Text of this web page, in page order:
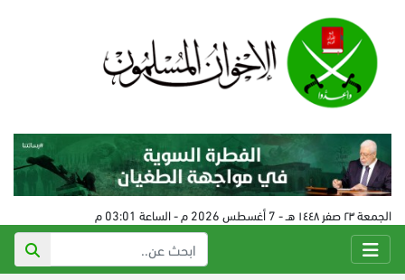
الجمعة ٢٣ صفر ١٤٤٨ هـ - 7 أغسطس 2026 م - الساعة 03:01 م